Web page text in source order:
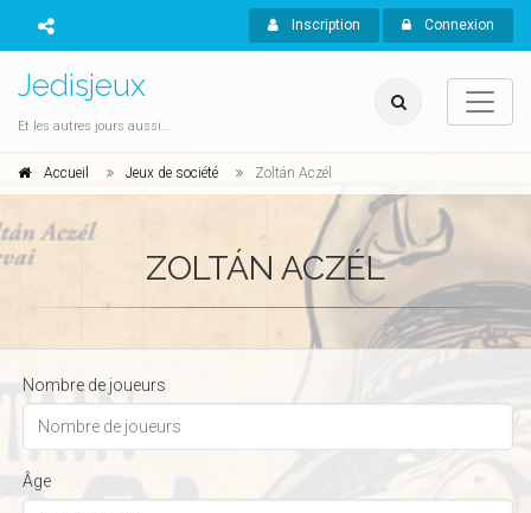
Inscription Connexion
Jedisjeux
Et les autres jours aussi...
Accueil Jeux de société Zoltán Aczél
ZOLTÁN ACZÉL
Nombre de joueurs
Âge